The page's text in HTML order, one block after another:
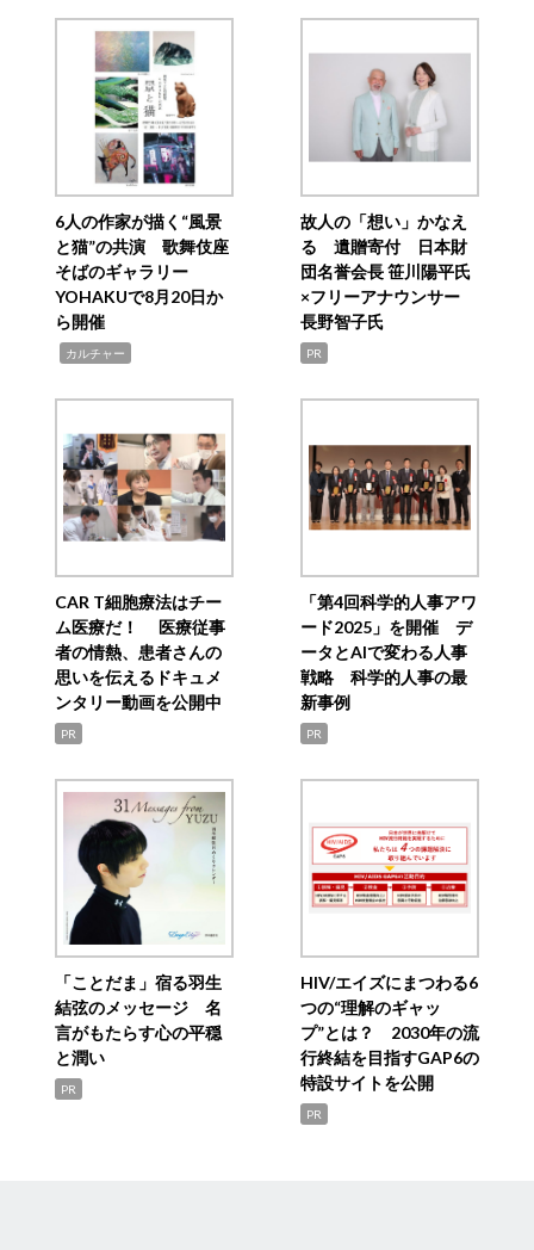
6人の作家が描く“風景
と猫”の共演 歌舞伎座
そばのギャラリー
YOHAKUで8月20日か
ら開催
カルチャー
故人の「想い」かなえ
る 遺贈寄付 日本財
団名誉会長 笹川陽平氏
×フリーアナウンサー
長野智子氏
PR
CAR T細胞療法はチー
ム医療だ！ 医療従事
者の情熱、患者さんの
思いを伝えるドキュメ
ンタリー動画を公開中
PR
「第4回科学的人事アワ
ード2025」を開催 デ
ータとAIで変わる人事
戦略 科学的人事の最
新事例
PR
「ことだま」宿る羽生
結弦のメッセージ 名
言がもたらす心の平穏
と潤い
PR
HIV/エイズにまつわる6
つの“理解のギャッ
プ”とは？ 2030年の流
行終結を目指すGAP6の
特設サイトを公開
PR